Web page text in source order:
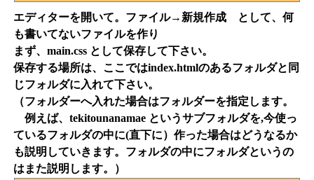
エディターを開いて。ファイル→新規作成 として、何
も書いてないファイルを作り
まず、main.css として保存して下さい。
保存する場所は、ここではindex.htmlのあるフォルダと同
じフォルダに入れて下さい。
（フォルダーへ入れた場合はフォルダーを指定します。
例えば、tekitounanamae というサブフォルダを,今使っ
ているフォルダの中に(直下に）作った場合はどうなるか
も説明していきます。フォルダの中にフォルダというの
はまた説明します。）